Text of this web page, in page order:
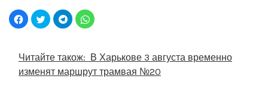
Читайте також: В Харькове 3 августа временно
изменят маршрут трамвая №20